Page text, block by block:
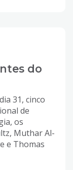
do
31, cinco
de
os
Muthar Al-
e Thomas